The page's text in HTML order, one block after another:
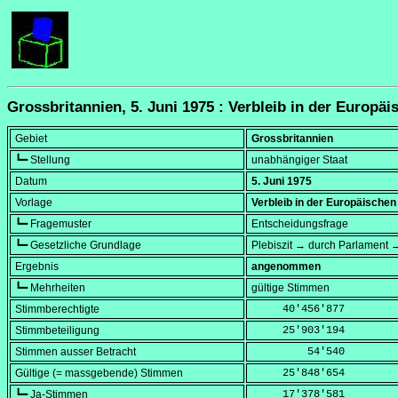
Grossbritannien, 5. Juni 1975 : Verbleib in der
Gebiet
Grossbritannien
┗━ Stellung
unabhängiger Staat
Datum
5. Juni 1975
Vorlage
Verbleib in der
┗━ Fragemuster
Entscheidungsfrage
┗━ Gesetzliche Grundlage
Plebiszit → durch Parlament
Ergebnis
angenommen
┗━ Mehrheiten
gültige Stimmen
Stimmberechtigte
     40'456'877
Stimmbeteiligung
     25'903'194
Stimmen ausser Betracht
         54'540
Gültige (= massgebende) Stimmen
     25'848'654
┗━ Ja-Stimmen
     17'378'581